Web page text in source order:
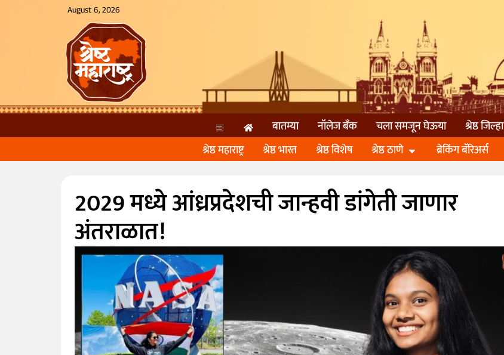
August 6, 2026
बातम्या नॉलेज बॅंक चला समजून घेऊया श्रेष्ठ जिल्हा
श्रेष्ठ महाराष्ट्र
श्रेष्ठ भारत श्रेष्ठ विशेष श्रेष्ठ ठाणे ब्रेकिंग बॅरिअर्स
2029 मध्ये आंध्रप्रदेशची जान्हवी डांगेती जाणार
अंतराळात!